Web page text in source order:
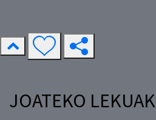
JOATEKO LEKUAK